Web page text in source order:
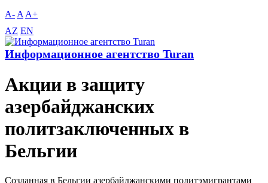
A- A A+
AZ EN
Информационное агентство Turan
Акции в защиту
азербайджанских
политзаключенных в
Бельгии
Созданная в Бельгии азербайджанскими политэмигрантами